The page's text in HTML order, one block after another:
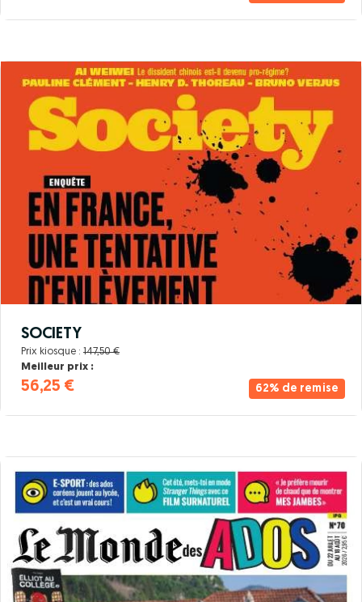
62% de remise
SOCIETY
Prix kiosque : 147,50 €
Meilleur prix :
56,25 €